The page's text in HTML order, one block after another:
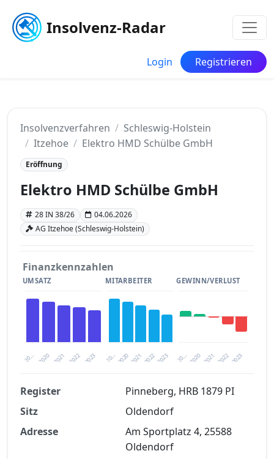
Insolvenz-Radar
Login Registrieren
Insolvenzverfahren
Schleswig-Holstein
Itzehoe
Elektro HMD Schülbe GmbH
Eröffnung
Elektro HMD Schülbe GmbH
28 IN 38/26
04.06.2026
AG Itzehoe (Schleswig-Holstein)
Finanzkennzahlen
UMSATZ
20… 2021 2023
2020 2022
MITARBEITER
20… 2021 2023
2020 2022
GEWINN/VERLUST
20… 2021 2023
2020 2022
Finanzkennzahlen nach kostenloser
Registrierung verfügbar
Jetzt kostenlos registrieren
Register
Pinneberg, HRB 1879 PI
Sitz
Oldendorf
Adresse
Am Sportplatz 4, 25588
Oldendorf